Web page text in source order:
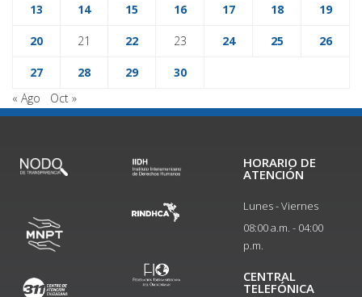
13 14 15 16 17 18 19
20 21 22 23 24 25 26
27 28 29
30
« Ago
Oct »
HORARIO DE
ATENCIÓN
Lunes - Viernes
08:00 a.m. - 04:00
p.m.
CENTRAL
TELEFÓNICA